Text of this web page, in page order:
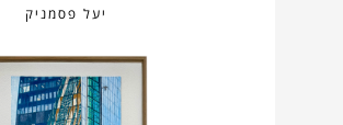
יעל פסמניק